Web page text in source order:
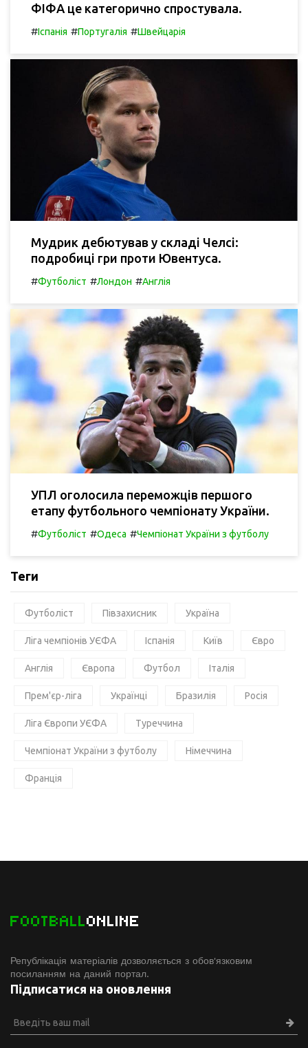
ФІФА це категорично спростувала.
#Іспанія #Португалія #Швейцарія
Мудрик дебютував у складі Челсі:
подробиці гри проти Ювентуса.
#Футболіст #Лондон #Англія
УПЛ оголосила переможців першого
етапу футбольного чемпіонату України.
#Футболіст #Одеса #Чемпіонат України з футболу
Теги
Футболіст Півзахисник Україна
Ліга чемпіонів УЄФА Іспанія Київ Євро
Англія Європа Футбол Італія
Прем'єр-ліга Українці Бразилія Росія
Ліга Європи УЄФА Туреччина
Чемпіонат України з футболу Німеччина
Франція
FOOTBALLONLINE
Републікація матеріалів дозволяється з обов'язковим
посиланням на даний портал.
Підписатися на оновлення